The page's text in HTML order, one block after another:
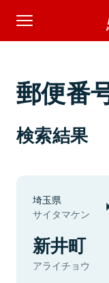
郵便番
検索結果
埼玉県
サイタマケン
新井町
アライチョウ